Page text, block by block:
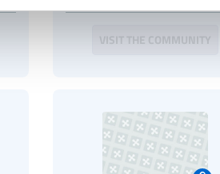
VISIT THE COMMUNITY